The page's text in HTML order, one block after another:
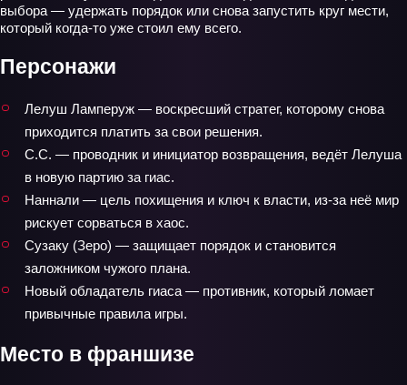
выбора — удержать порядок или снова запустить круг мести,
который когда‑то уже стоил ему всего.
Персонажи
Лелуш Ламперуж — воскресший стратег, которому снова
приходится платить за свои решения.
С.С. — проводник и инициатор возвращения, ведёт Лелуша
в новую партию за гиас.
Наннали — цель похищения и ключ к власти, из‑за неё мир
рискует сорваться в хаос.
Сузаку (Зеро) — защищает порядок и становится
заложником чужого плана.
Новый обладатель гиаса — противник, который ломает
привычные правила игры.
Место в франшизе